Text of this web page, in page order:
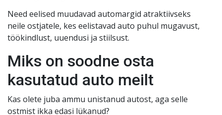
Need eelised muudavad automargid atraktiivseks
neile ostjatele, kes eelistavad auto puhul mugavust,
töökindlust, uuendusi ja stiilsust.
Miks on soodne osta
kasutatud auto meilt
Kas olete juba ammu unistanud autost, aga selle
ostmist ikka edasi lükanud?